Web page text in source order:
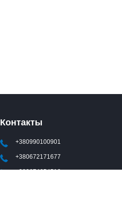
Контакты
+380990100901
+380672171677
+380674654516